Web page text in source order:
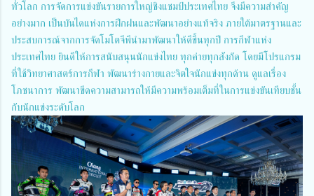
ทั่วโลก การจัดการแข่งขันรายการใหญ่ชิงแชมป์ประเทศไทย จึงมีความสำคัญ
อย่างมาก เป็นบันไดแห่งการฝึกฝนและพัฒนาอย่างแท้จริง ภายใต้มาตรฐานและ
ประสบการณ์จากการจัดโมโตจีพีนำมาพัฒนาให้ดีขึ้นทุกปี การกีฬาแห่ง
ประเทศไทย ยินดีให้การสนับสนุนนักแข่งไทย ทุกค่ายทุกสังกัด โดยมีโปรแกรม
ที่ใช้วิทยาศาสตร์การกีฬา พัฒนาร่างกายและจิตใจนักแข่งทุกด้าน ดูแลเรื่อง
โภชนาการ พัฒนาขีดความสามารถให้มีความพร้อมเต็มที่ในการแข่งขันเทียบชั้น
กับนักแข่งระดับโลก